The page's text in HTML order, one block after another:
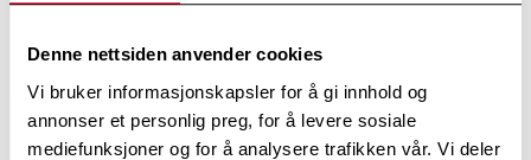
Denne nettsiden anvender cookies
Vi bruker informasjonskapsler for å gi innhold og
annonser et personlig preg, for å levere sosiale
mediefunksjoner og for å analysere trafikken vår. Vi deler